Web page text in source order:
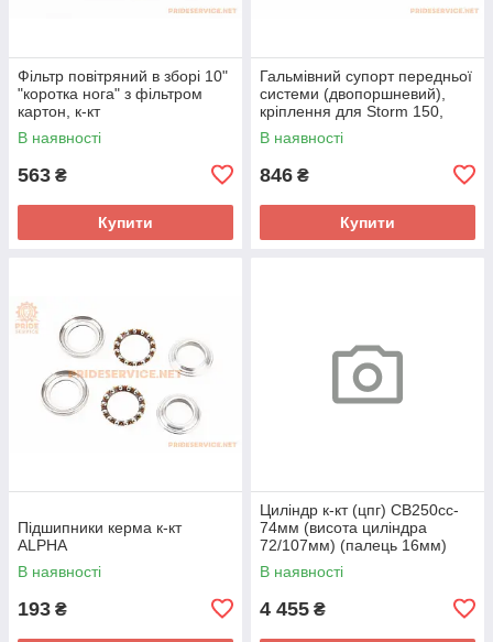
Фільтр повітряний в зборі 10"
"коротка нога" з фільтром
картон, к-кт
В наявності
563 ₴
Купити
Гальмівний супорт передньої
системи (двопоршневий),
кріплення для Storm 150,
(зовнішні направляючі болти)
тип 2
В наявності
846 ₴
Купити
Підшипники керма к-кт
ALPHA
В наявності
193 ₴
Циліндр к-кт (цпг) CB250cc-
74мм (висота циліндра
72/107мм) (палець 16мм)
"поршень з тефлоновим
покриттям" (BigBor)
В наявності
4 455 ₴